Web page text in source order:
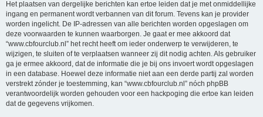
Het plaatsen van dergelijke berichten kan ertoe leiden dat je met onmiddellijke
ingang en permanent wordt verbannen van dit forum. Tevens kan je provider
worden ingelicht. De IP-adressen van alle berichten worden opgeslagen om
deze voorwaarden te kunnen waarborgen. Je gaat er mee akkoord dat
“www.cbfourclub.nl” het recht heeft om ieder onderwerp te verwijderen, te
wijzigen, te sluiten of te verplaatsen wanneer zij dit nodig achten. Als gebruiker
ga je ermee akkoord, dat de informatie die je bij ons invoert wordt opgeslagen
in een database. Hoewel deze informatie niet aan een derde partij zal worden
verstrekt zónder je toestemming, kan “www.cbfourclub.nl” nóch phpBB
verantwoordelijk worden gehouden voor een hackpoging die ertoe kan leiden
dat de gegevens vrijkomen.